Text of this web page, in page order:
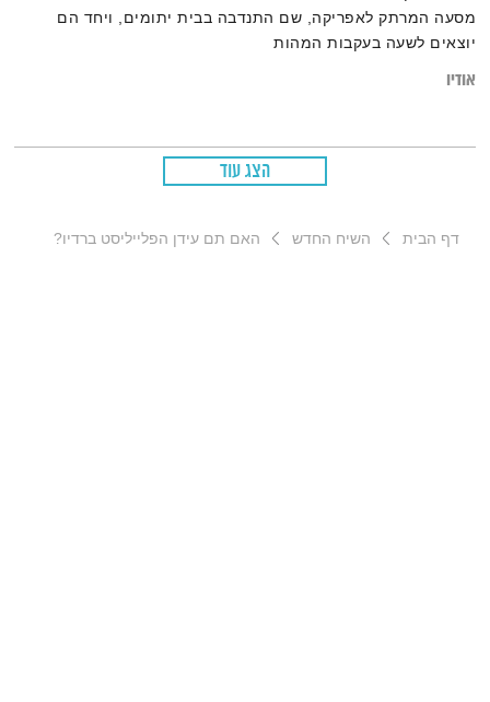
מסעה המרתק לאפריקה, שם התנדבה בבית יתומים, ויחד הם
יוצאים לשעה בעקבות המהות
אודיו
הצג עוד
דף הבית השיח החדש האם תם עידן הפלייליסט ברדיו?